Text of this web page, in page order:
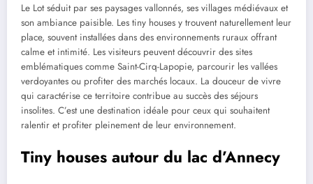
Le Lot séduit par ses paysages vallonnés, ses villages médiévaux et
son ambiance paisible. Les tiny houses y trouvent naturellement leur
place, souvent installées dans des environnements ruraux offrant
calme et intimité. Les visiteurs peuvent découvrir des sites
emblématiques comme Saint-Cirq-Lapopie, parcourir les vallées
verdoyantes ou profiter des marchés locaux. La douceur de vivre
qui caractérise ce territoire contribue au succès des séjours
insolites. C’est une destination idéale pour ceux qui souhaitent
ralentir et profiter pleinement de leur environnement.
Tiny houses autour du lac d’Annecy